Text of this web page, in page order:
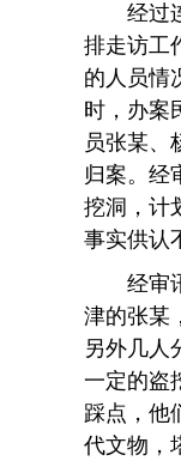
经过连
排走访工
的人员情
时，办案
员张某、
归案。经
挖洞，计
事实供认
经审讯
津的张某
另外几人
一定的盗
踩点，他
代文物，